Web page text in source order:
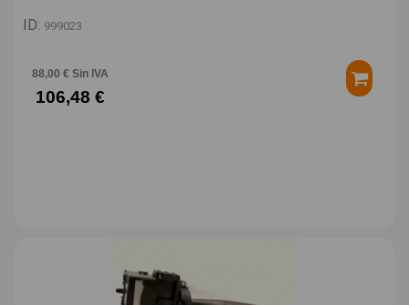
ID: 999023
88,00 € Sin IVA
106,48 €